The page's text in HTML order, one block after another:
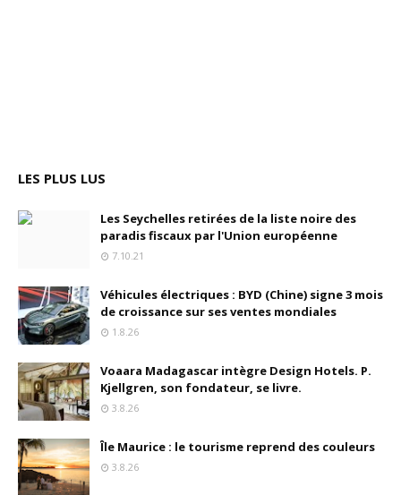
LES PLUS LUS
Les Seychelles retirées de la liste noire des
paradis fiscaux par l'Union européenne
7.10.21
Véhicules électriques : BYD (Chine) signe 3 mois
de croissance sur ses ventes mondiales
1.8.26
Voaara Madagascar intègre Design Hotels. P.
Kjellgren, son fondateur, se livre.
3.8.26
Île Maurice : le tourisme reprend des couleurs
3.8.26